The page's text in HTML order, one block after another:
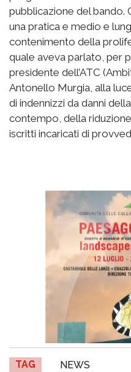
pubblicazione del bando.
una pratica e medio e
contenimento della
quale aveva parlato, per
presidente dell’ATC
Antonello Murgia, alla
di indennizzi da danni
contempo, della
iscritti incaricati di
TAG NEWS